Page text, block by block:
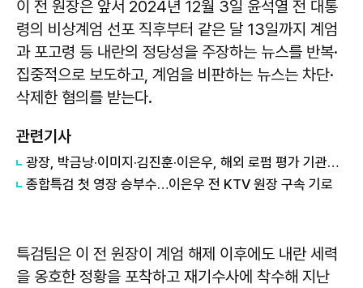
이 전 원장은 앞서 2024년 12월 3일 윤석열 전 대통
령의 비상계엄 선포 직후부터 같은 달 13일까지 계엄
과 포고령 등 내란의 정당성을 주장하는 뉴스를 반복·
집중적으로 보도하고, 계엄을 비판하는 뉴스는 차단·
삭제한 혐의를 받는다.
관련기사
광장, 박금낭·이미지·김진훈·이은우, 해외 로펌 평가 기관서 우수 변호사로 선정
종합특검 첫 영장 승부수…이은우 전 KTV 원장 구속 기로
특검팀은 이 전 원장이 계엄 해제 이후에도 내란 세력
을 옹호한 정황을 포착하고 재기수사에 착수해 지난